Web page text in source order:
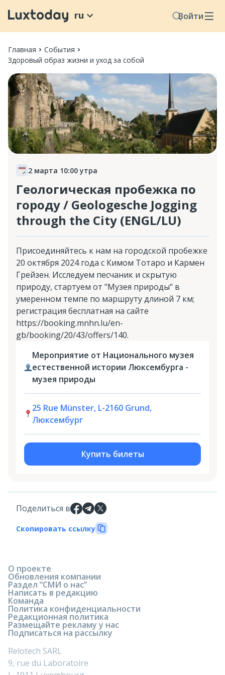
Войти
ru
Главная
События
Здоровый образ жизни и уход за собой
2 марта 10:00 утра
Геологическая пробежка по
городу / Geologesche Jogging
through the City (ENGL/LU)
Присоединяйтесь к нам на городской пробежке
20 октября 2024 года с Кимом Тотаро и Кармен
Грейзен. Исследуем песчаник и скрытую
природу, стартуем от "Музея природы" в
умеренном темпе по маршруту длиной 7 км;
регистрация бесплатная на сайте
https://booking.mnhn.lu/en-
gb/booking/20/43/offers/140.
Мероприятие от Национального музея
естественной истории Люксембурга -
музея природы
25 Rue Münster, L-2160 Grund,
Люксембург
Купить билеты
Поделиться в
Скопировать ссылку
О проекте
Обновления компании
Раздел “СМИ о нас”
Написать в редакцию
Команда
Политика конфиденциальности
Редакционная политика
Размещайте рекламу у нас
Подписаться на рассылку
Relotech SARL
9, rue du Laboratoire